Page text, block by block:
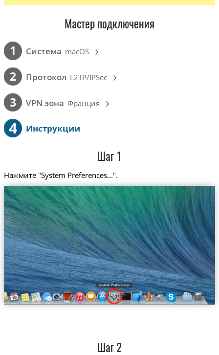
Мастер подключения
1 Cистема macOS ›
2 Протокол L2TP/IPSec ›
3 VPN зона Франция ›
4 Инструкции
Шаг 1
Нажмите "System Preferences...".
Шаг 2